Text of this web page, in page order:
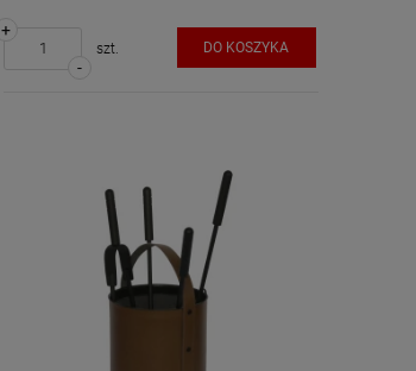
-
+
szt. DO KOSZYKA